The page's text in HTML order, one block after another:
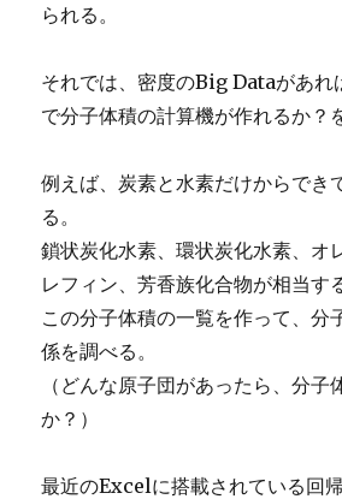
られる。
それでは、密度のBig Dataがあ
で分子体積の計算機が作れるか？
例えば、炭素と水素だけからでき
る。
鎖状炭化水素、環状炭化水素、オ
レフィン、芳香族化合物が相当す
この分子体積の一覧を作って、分
係を調べる。
（どんな原子団があったら、分子
か？）
最近のExcelに搭載されている回